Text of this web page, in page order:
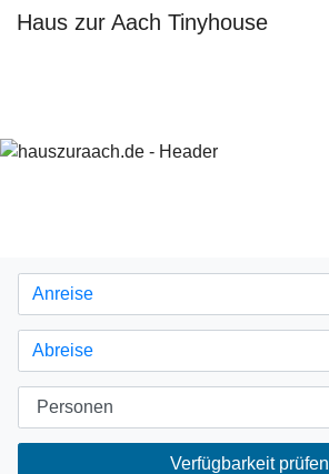
Haus zur Aach Tinyhouse
Verfügbarkeit prüfen